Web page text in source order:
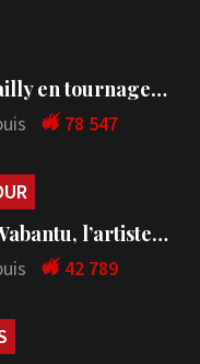
en tournage…
78 547
l’artiste…
42 789